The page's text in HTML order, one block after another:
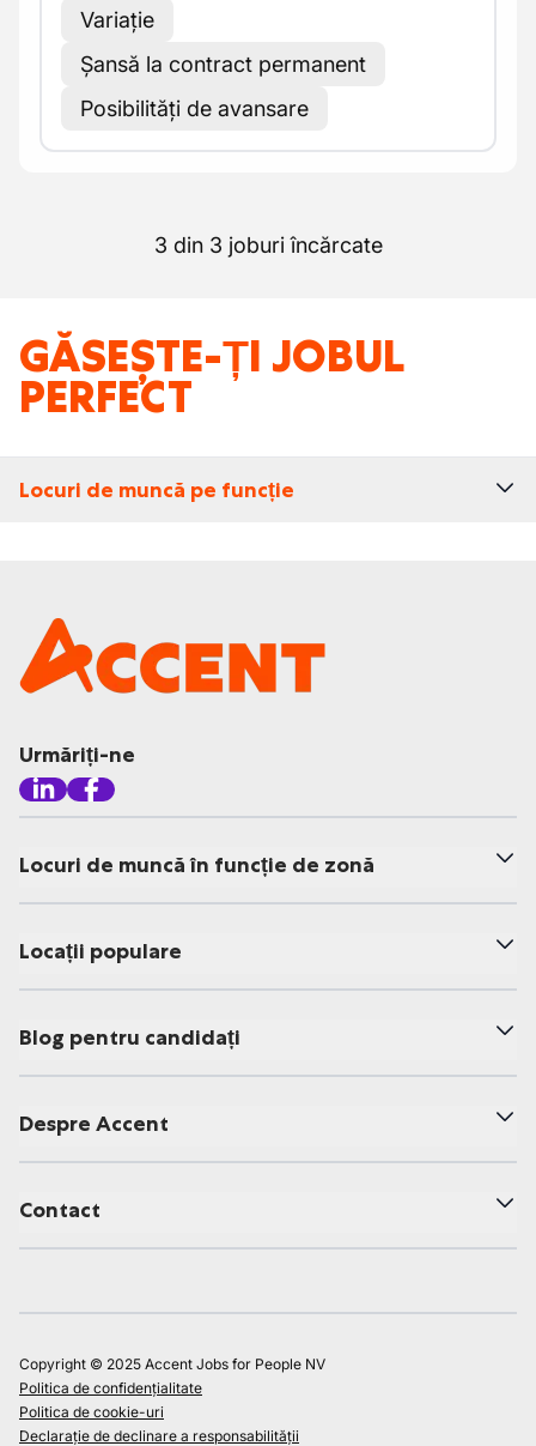
Variație
Șansă la contract permanent
Posibilități de avansare
3 din 3 joburi încărcate
GĂSEȘTE-ȚI JOBUL
PERFECT
Locuri de muncă pe funcție
Urmăriți-ne
Locuri de muncă în funcție de zonă
Locații populare
Blog pentru candidați
Despre Accent
Contact
Copyright © 2025 Accent Jobs for People NV
Politica de confidențialitate
Politica de cookie-uri
Declarație de declinare a responsabilității